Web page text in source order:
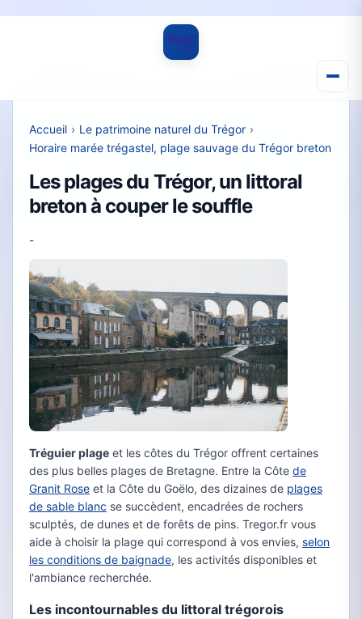
Accueil › Le patrimoine naturel du Trégor ›
Horaire marée trégastel, plage sauvage du Trégor breton
Les plages du Trégor, un littoral
breton à couper le souffle
-
Tréguier plage et les côtes du Trégor offrent certaines
des plus belles plages de Bretagne. Entre la Côte de
Granit Rose et la Côte du Goëlo, des dizaines de plages
de sable blanc se succèdent, encadrées de rochers
sculptés, de dunes et de forêts de pins. Tregor.fr vous
aide à choisir la plage qui correspond à vos envies, selon
les conditions de baignade, les activités disponibles et
l'ambiance recherchée.
Les incontournables du littoral trégorois